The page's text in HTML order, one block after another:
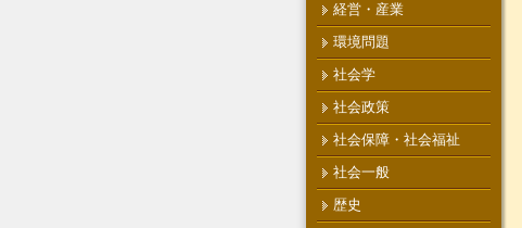
経営・産業
環境問題
社会学
社会政策
社会保障・社会福祉
社会一般
歴史